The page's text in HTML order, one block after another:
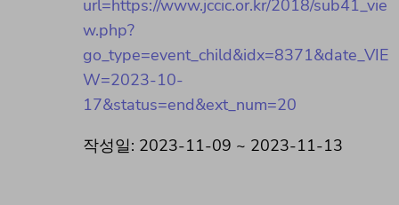
url=https://www.jccic.or.kr/2018/sub41_vie
w.php?
go_type=event_child&idx=8371&date_VIE
W=2023-10-
17&status=end&ext_num=20
작성일: 2023-11-09 ~ 2023-11-13